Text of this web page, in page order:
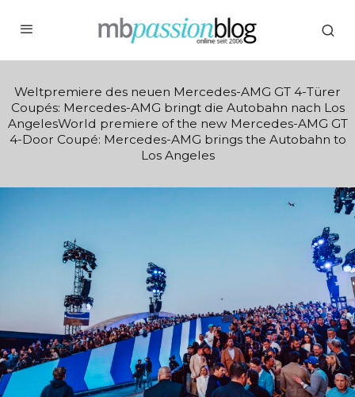
Weltpremiere des neuen Mercedes-AMG GT 4-Türer
Coupés: Mercedes-AMG bringt die Autobahn nach Los
AngelesWorld premiere of the new Mercedes-AMG GT
4-Door Coupé: Mercedes-AMG brings the Autobahn to
Los Angeles